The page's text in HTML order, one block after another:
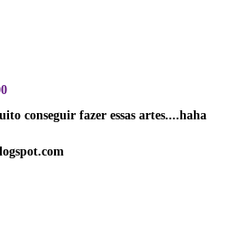
conseguir fazer essas artes....haha